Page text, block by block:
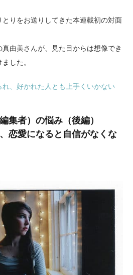
りをお送りしてきた本連載初の対面
由美さんが、見た目からは想像でき
した。
、好かれた人とも上手くいかない
集者）の悩み（後編）
恋愛になると自信がなくな